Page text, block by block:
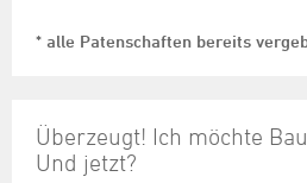
* alle Patenschaften bereits
Überzeugt! Ich möchte
Und jetzt?